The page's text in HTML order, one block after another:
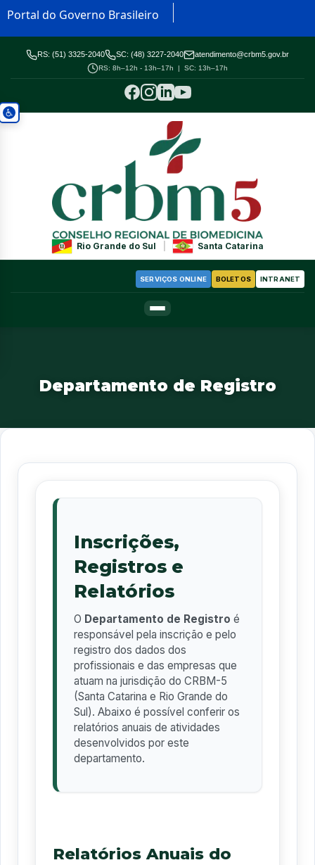
Portal do Governo Brasileiro
RS: (51) 3325-2040 SC: (48) 3227-2040 atendimento@crbm5.gov.br
RS: 8h–12h - 13h–17h | SC: 13h–17h
Rio Grande do Sul Santa Catarina
SERVIÇOS ONLINE BOLETOS INTRANET
Departamento de Registro
Inscrições,
Registros e
Relatórios
O Departamento de Registro é
responsável pela inscrição e pelo
registro dos dados dos
profissionais e das empresas que
atuam na jurisdição do CRBM-5
(Santa Catarina e Rio Grande do
Sul). Abaixo é possível conferir os
relatórios anuais de atividades
desenvolvidos por este
departamento.
Relatórios Anuais do